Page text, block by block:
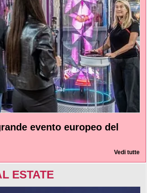
evento europeo del
Vedi tutte
ESTATE